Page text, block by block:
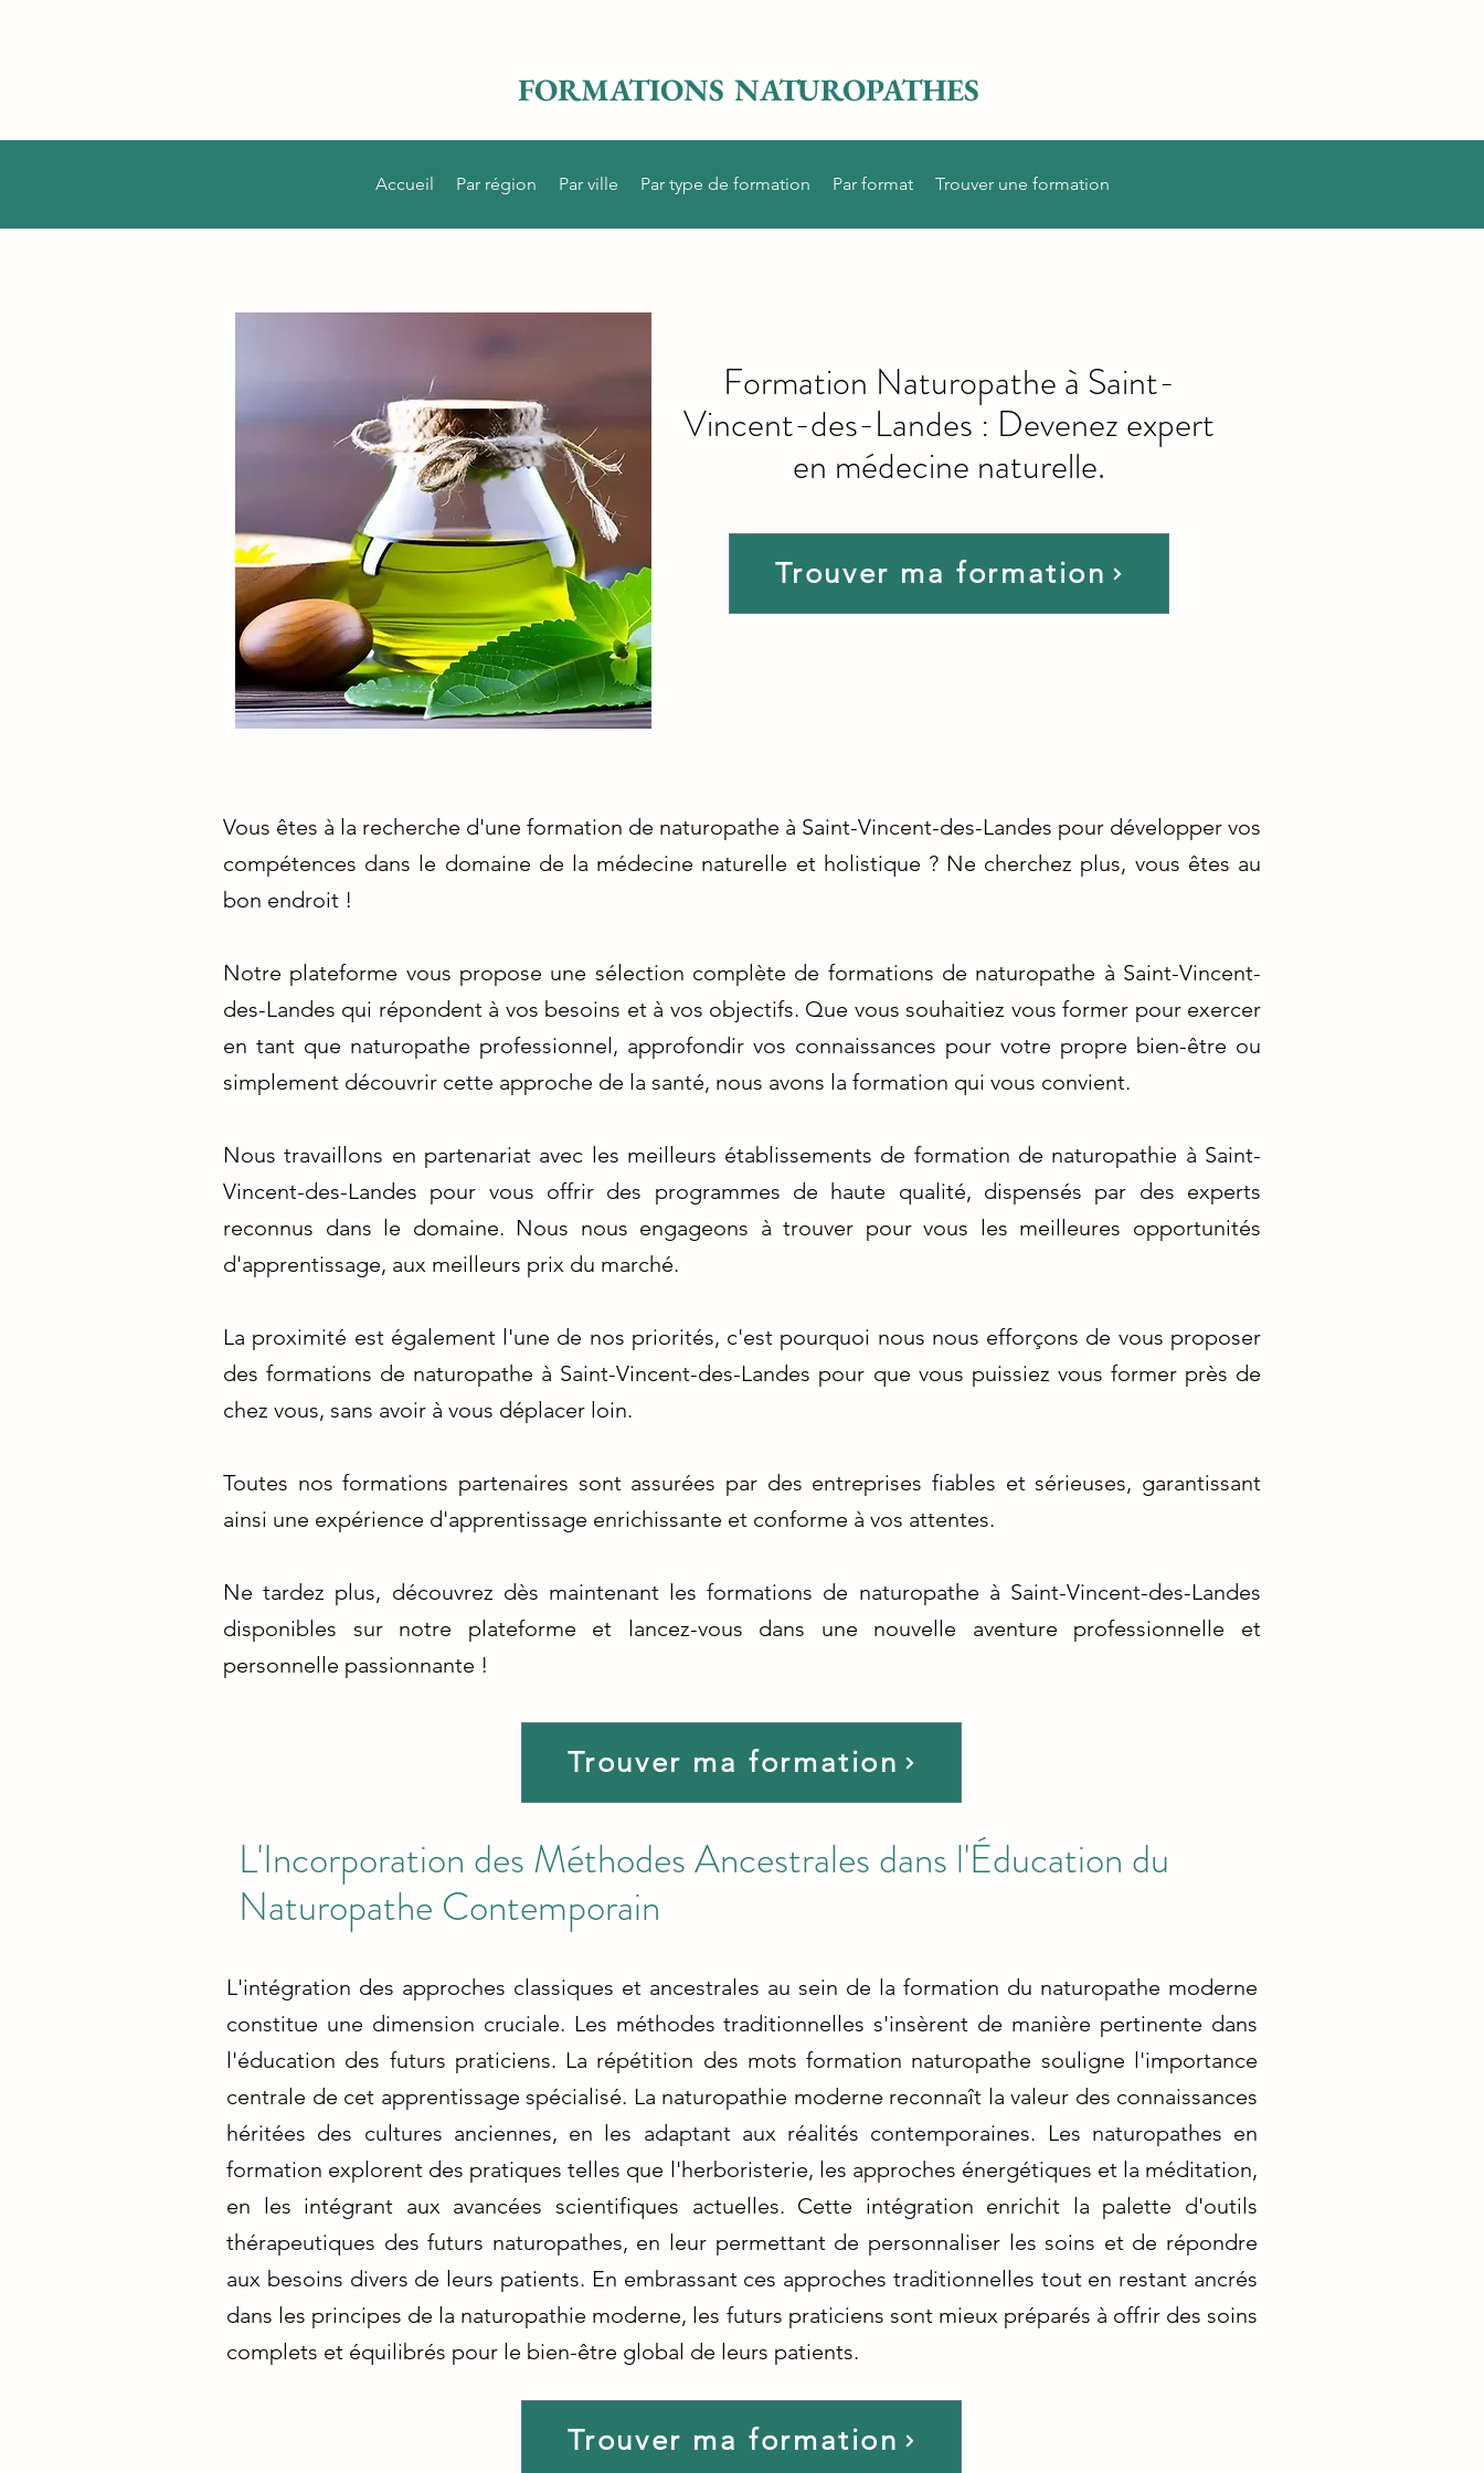
FORMATIONS NATUROPATHES
Accueil Par région Par ville Par type de formation Par format Trouver une formation
Trouver ma formation
Formation Naturopathe à Saint-
Vincent-des-Landes : Devenez expert
en médecine naturelle.
Vous êtes à la recherche d'une formation de naturopathe à Saint-Vincent-des-Landes pour développer vos
compétences dans le domaine de la médecine naturelle et holistique ? Ne cherchez plus, vous êtes au
bon endroit !
Notre plateforme vous propose une sélection complète de formations de naturopathe à Saint-Vincent-
des-Landes qui répondent à vos besoins et à vos objectifs. Que vous souhaitiez vous former pour exercer
en tant que naturopathe professionnel, approfondir vos connaissances pour votre propre bien-être ou
simplement découvrir cette approche de la santé, nous avons la formation qui vous convient.
Nous travaillons en partenariat avec les meilleurs établissements de formation de naturopathie à Saint-
Vincent-des-Landes pour vous offrir des programmes de haute qualité, dispensés par des experts
reconnus dans le domaine. Nous nous engageons à trouver pour vous les meilleures opportunités
d'apprentissage, aux meilleurs prix du marché.
La proximité est également l'une de nos priorités, c'est pourquoi nous nous efforçons de vous proposer
des formations de naturopathe à Saint-Vincent-des-Landes pour que vous puissiez vous former près de
chez vous, sans avoir à vous déplacer loin.
Toutes nos formations partenaires sont assurées par des entreprises fiables et sérieuses, garantissant
ainsi une expérience d'apprentissage enrichissante et conforme à vos attentes.
Ne tardez plus, découvrez dès maintenant les formations de naturopathe à Saint-Vincent-des-Landes
disponibles sur notre plateforme et lancez-vous dans une nouvelle aventure professionnelle et
personnelle passionnante !
Trouver ma formation
L'Incorporation des Méthodes Ancestrales dans l'Éducation du
Naturopathe Contemporain
L'intégration des approches classiques et ancestrales au sein de la formation du naturopathe moderne
constitue une dimension cruciale. Les méthodes traditionnelles s'insèrent de manière pertinente dans
l'éducation des futurs praticiens. La répétition des mots formation naturopathe souligne l'importance
centrale de cet apprentissage spécialisé. La naturopathie moderne reconnaît la valeur des connaissances
héritées des cultures anciennes, en les adaptant aux réalités contemporaines. Les naturopathes en
formation explorent des pratiques telles que l'herboristerie, les approches énergétiques et la méditation,
en les intégrant aux avancées scientifiques actuelles. Cette intégration enrichit la palette d'outils
thérapeutiques des futurs naturopathes, en leur permettant de personnaliser les soins et de répondre
aux besoins divers de leurs patients. En embrassant ces approches traditionnelles tout en restant ancrés
dans les principes de la naturopathie moderne, les futurs praticiens sont mieux préparés à offrir des soins
complets et équilibrés pour le bien-être global de leurs patients.
Trouver ma formation